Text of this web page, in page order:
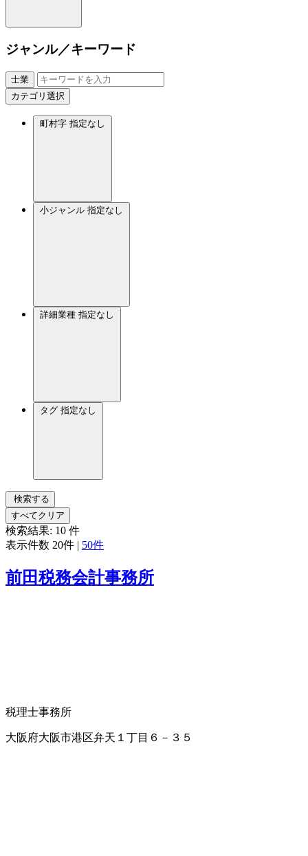
ジャンル／キーワード
士業
カテゴリ選択
町村字 指定なし
小ジャンル 指定なし
詳細業種 指定なし
タグ 指定なし
検索する
すべてクリア
検索結果: 10 件
表示件数 20件 | 50件
前田税務会計事務所
税理士事務所
大阪府大阪市港区弁天１丁目６－３５